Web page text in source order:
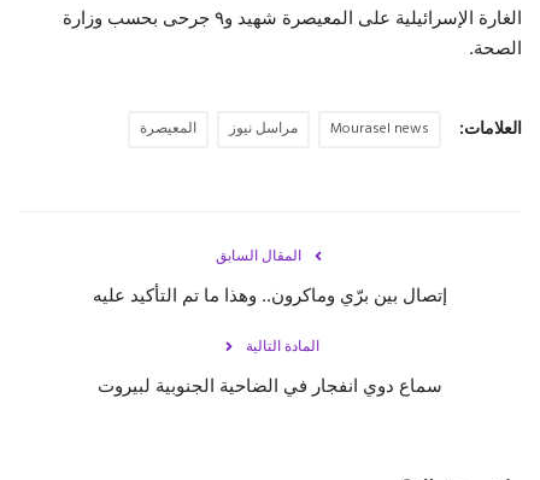
الغارة الإسرائيلية على المعيصرة شهيد و٩ جرحى بحسب وزارة
الصحة.
العلامات: Mourasel news مراسل نيوز المعيصرة
المقال السابق
إتصال بين برّي وماكرون.. وهذا ما تم التأكيد عليه
المادة التالية
سماع دوي انفجار في الضاحية الجنوبية لبيروت